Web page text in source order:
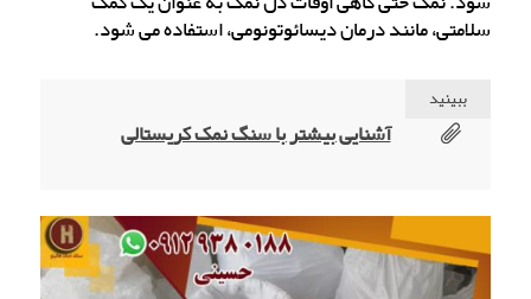
سلامتی، مانند درمان دیسائوتونومی، استفاده می شود.
ببینید
آشنایی بیشتر با سنگ نمک کریستالی